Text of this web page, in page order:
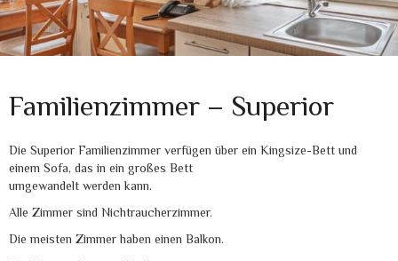
ENGLISH DEUTSCH РУССКИЙ
Familienzimmer – Superior
Die Superior Familienzimmer verfügen über ein Kingsize-Bett und
einem Sofa, das in ein großes Bett
umgewandelt werden kann.
Alle Zimmer sind Nichtraucherzimmer.
Die meisten Zimmer haben einen Balkon.